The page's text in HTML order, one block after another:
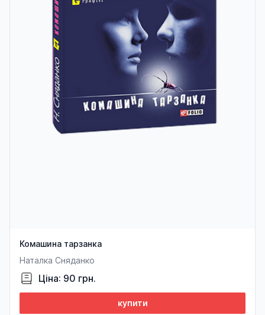
Комашина тарзанка
Наталка Сняданко
Ціна: 90 грн.
купити